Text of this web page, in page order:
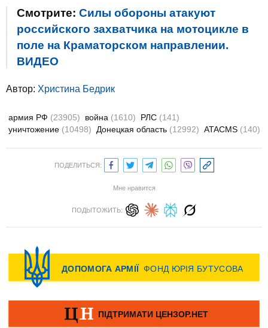
Смотрите: Силы обороны атакуют
российского захватчика на мотоцикле в
поле на Краматорском направлении.
ВИДЕО
Автор: Христина Бедрик
армия РФ (23905) война (1610) РЛС (141)
уничтожение (10498) Донецкая область (12992) ATACMS (140)
ПОДЕЛИТЬСЯ:
Мне нравится
ПОДЫТОЖИТЬ: